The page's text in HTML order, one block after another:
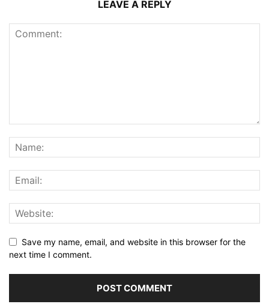
LEAVE A REPLY
Save my name, email, and website in this browser for the
next time I comment.